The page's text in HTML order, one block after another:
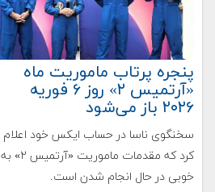
پنجره پرتاب ماموریت ماه
«آرتمیس ۲» روز ۶ فوریه
۲۰۲۶ باز می‌شود
سخنگوی ناسا در حساب ایکس خود اعلام
کرد که مقدمات ماموریت «آرتمیس ۲» به
خوبی در حال انجام شدن است.